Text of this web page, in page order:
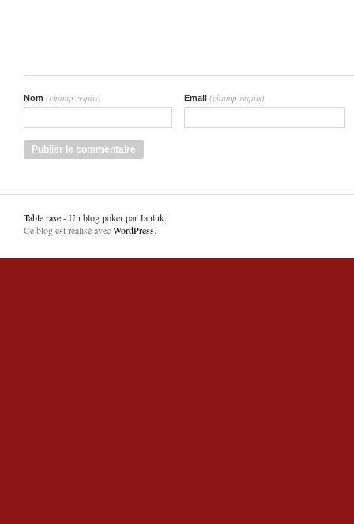
Nom (champ requis) Email (champ requis)
Table rase- Un blog poker par Janluk.
Ce blog est réalisé avecWordPress.